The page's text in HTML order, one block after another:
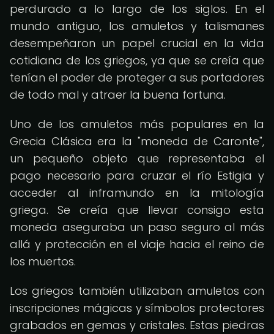
perdurado a lo largo de los siglos. En el
mundo antiguo, los amuletos y talismanes
desempeñaron un papel crucial en la vida
cotidiana de los griegos, ya que se creía que
tenían el poder de proteger a sus portadores
de todo mal y atraer la buena fortuna.
Uno de los amuletos más populares en la
Grecia Clásica era la "moneda de Caronte",
un pequeño objeto que representaba el
pago necesario para cruzar el río Estigia y
acceder al inframundo en la mitología
griega. Se creía que llevar consigo esta
moneda aseguraba un paso seguro al más
allá y protección en el viaje hacia el reino de
los muertos.
Los griegos también utilizaban amuletos con
inscripciones mágicas y símbolos protectores
grabados en gemas y cristales. Estas piedras